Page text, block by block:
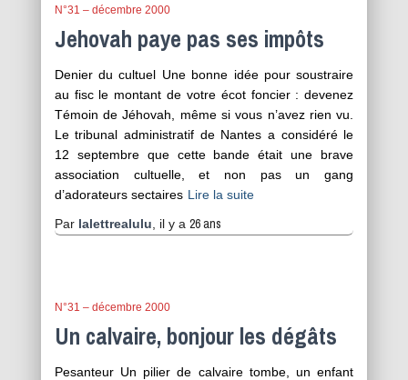
N°31 – décembre 2000
Jehovah paye pas ses impôts
Denier du cultuel Une bonne idée pour soustraire
au fisc le montant de votre écot foncier : devenez
Témoin de Jéhovah, même si vous n’avez rien vu.
Le tribunal administratif de Nantes a considéré le
12 septembre que cette bande était une brave
association cultuelle, et non pas un gang
d’adorateurs sectaires Lire la suite
Par lalettrealulu, il y a 26 ans
N°31 – décembre 2000
Un calvaire, bonjour les dégâts
Pesanteur Un pilier de calvaire tombe, un enfant